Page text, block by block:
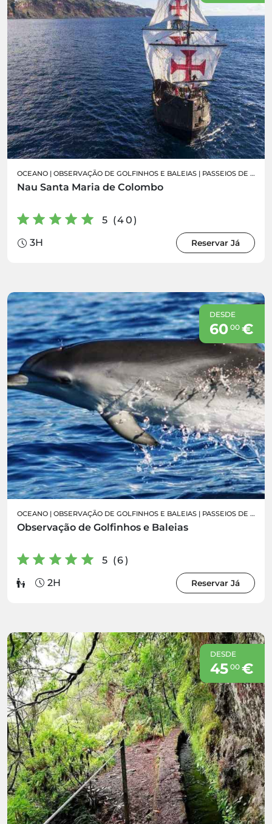
OCEANO | OBSERVAÇÃO DE GOLFINHOS E BALEIAS | PASSEIOS DE BARCO
Nau Santa Maria de Colombo
5 (40)
3H
Reservar Já
DESDE
60 00€
OCEANO | OBSERVAÇÃO DE GOLFINHOS E BALEIAS | PASSEIOS DE BARCO
Observação de Golfinhos e Baleias
5 (6)
2H
Reservar Já
DESDE
45 00€